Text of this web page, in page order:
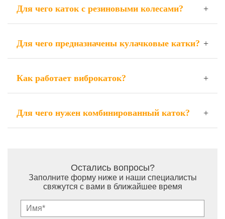
Для чего каток с резиновыми колесами?
Для чего предназначены кулачковые катки?
Как работает виброкаток?
Для чего нужен комбинированный каток?
Остались вопросы?
Заполните форму ниже и наши специалисты
свяжутся с вами в ближайшее время